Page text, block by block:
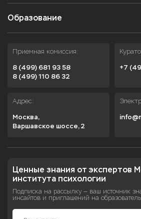
Образование
Приемная комиссия:
8 (499) 681 93 58
8 (499) 110 86 32
+7
Адрес:
Москва,
Варшавское шоссе, 2
Ценные знания от экспертов
института психологии
Подписка на рассылку — ваш источник
инсайтов и приглашений на